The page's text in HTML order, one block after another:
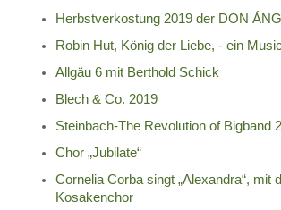
Herbstverkostung 2019 der DON
Robin Hut, König der Liebe, - ein
Allgäu 6 mit Berthold Schick
Blech & Co. 2019
Steinbach-The Revolution of Bigband
Chor „Jubilate“
Cornelia Corba singt „Alexandra“, mit
Kosakenchor